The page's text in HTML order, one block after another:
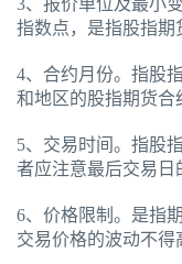
3、报价单位及最小
指数点，是指股指期
4、合约月份。指股
和地区的股指期货合
5、交易时间。指股
者应注意最后交易日
6、价格限制。是指
交易价格的波动不得